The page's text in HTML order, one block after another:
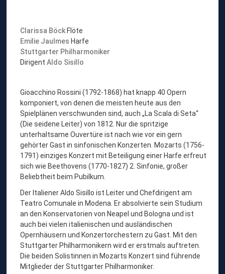
Clarissa Böck Flöte
Emilie Jaulmes Harfe
Stuttgarter Philharmoniker
Dirigent Aldo Sisillo
Gioacchino Rossini (1792-1868) hat knapp 40 Opern
komponiert, von denen die meisten heute aus den
Spielplänen verschwunden sind, auch „La Scala di Seta“
(Die seidene Leiter) von 1812. Nur die spritzige
unterhaltsame Ouvertüre ist nach wie vor ein gern
gehörter Gast in sinfonischen Konzerten. Mozarts (1756-
1791) einziges Konzert mit Beteiligung einer Harfe erfreut
sich wie Beethovens (1770-1827) 2. Sinfonie, großer
Beliebtheit beim Pubilkum.
Der Italiener Aldo Sisillo ist Leiter und Chefdirigent am
Teatro Comunale in Modena. Er absolvierte sein Studium
an den Konservatorien von Neapel und Bologna und ist
auch bei vielen italienischen und ausländischen
Opernhäusern und Konzertorchestern zu Gast. Mit den
Stuttgarter Philharmonikern wird er erstmals auftreten.
Die beiden Solistinnen in Mozarts Konzert sind führende
Mitglieder der Stuttgarter Philharmoniker.